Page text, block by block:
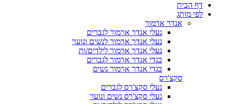
דף הבית
לפי מותג
אנדר ארמור
נעלי אנדר ארמור לגברים
נעלי אנדר ארמור לנשים ונוער
נעלי אנדר ארמור לילדים/ות
בגדי אנדר ארמור לגברים
בגדי אנדר ארמור נשים
סקצ'רס
נעלי סקצ'רס לגברים
נעלי סקצ'רס נשים ונוער